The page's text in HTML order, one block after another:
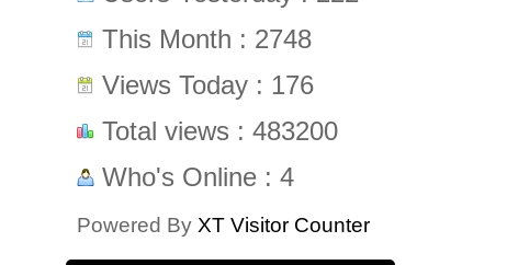
This Month : 2748
Views Today : 176
Total views : 483200
Who's Online : 4
Powered By XT Visitor Counter